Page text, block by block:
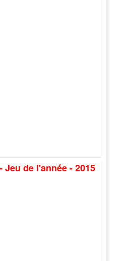
Jeu de l'année - 2015